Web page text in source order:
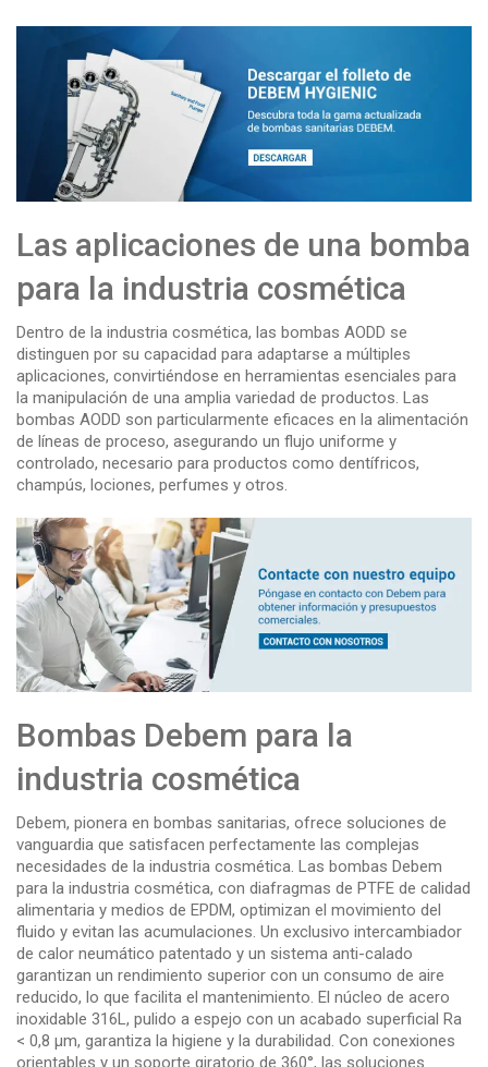
Las aplicaciones de una bomba
para la industria cosmética
Dentro de la industria cosmética, las bombas AODD se
distinguen por su capacidad para adaptarse a múltiples
aplicaciones, convirtiéndose en herramientas esenciales para
la manipulación de una amplia variedad de productos. Las
bombas AODD son particularmente eficaces en la alimentación
de líneas de proceso, asegurando un flujo uniforme y
controlado, necesario para productos como dentífricos,
champús, lociones, perfumes y otros.
Bombas Debem para la
industria cosmética
Debem, pionera en bombas sanitarias, ofrece soluciones de
vanguardia que satisfacen perfectamente las complejas
necesidades de la industria cosmética. Las bombas Debem
para la industria cosmética, con diafragmas de PTFE de calidad
alimentaria y medios de EPDM, optimizan el movimiento del
fluido y evitan las acumulaciones. Un exclusivo intercambiador
de calor neumático patentado y un sistema anti-calado
garantizan un rendimiento superior con un consumo de aire
reducido, lo que facilita el mantenimiento. El núcleo de acero
inoxidable 316L, pulido a espejo con un acabado superficial Ra
< 0,8 µm, garantiza la higiene y la durabilidad. Con conexiones
orientables y un soporte giratorio de 360°, las soluciones